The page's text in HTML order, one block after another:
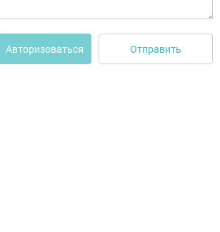
Авторизоваться Отправить